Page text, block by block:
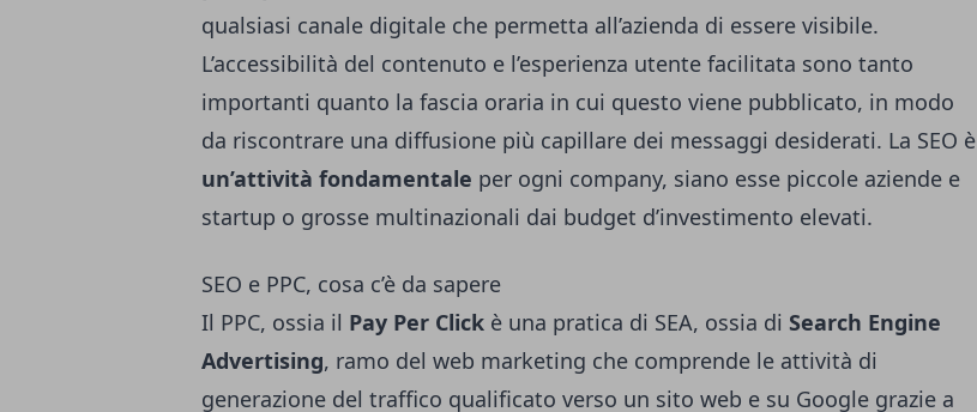
qualsiasi canale digitale che permetta all’azienda di essere visibile.
L’accessibilità del contenuto e l’esperienza utente facilitata sono tanto
importanti quanto la fascia oraria in cui questo viene pubblicato, in modo
da riscontrare una diffusione più capillare dei messaggi desiderati. La SEO è
un’attività fondamentale per ogni company, siano esse piccole aziende e
startup o grosse multinazionali dai budget d’investimento elevati.
SEO e PPC, cosa c’è da sapere
Il PPC, ossia il Pay Per Click è una pratica di SEA, ossia di Search Engine
Advertising, ramo del web marketing che comprende le attività di
generazione del traffico qualificato verso un sito web e su Google grazie a